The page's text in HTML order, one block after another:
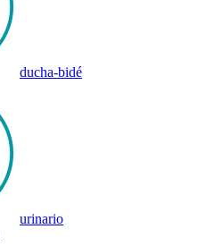
ducha-bidé
urinario